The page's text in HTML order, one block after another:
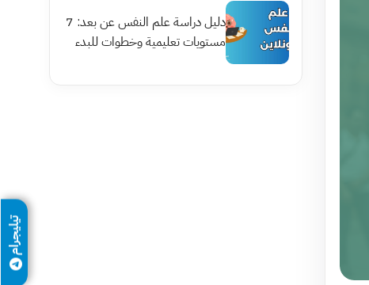
دليل دراسة علم النفس عن بعد: 7
مستويات تعليمية وخطوات للبدء
تيليجرام